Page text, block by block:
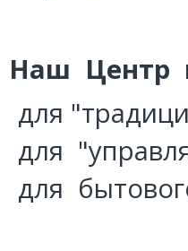
Наш Центр
для
для
для